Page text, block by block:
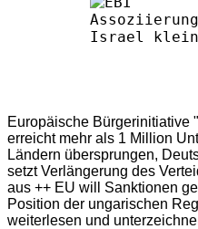
Europäische Bürgerinitiative
erreicht mehr als 1 Million
Ländern übersprungen,
setzt Verlängerung des
aus ++ EU will Sanktionen
Position der ungarischen
weiterlesen und